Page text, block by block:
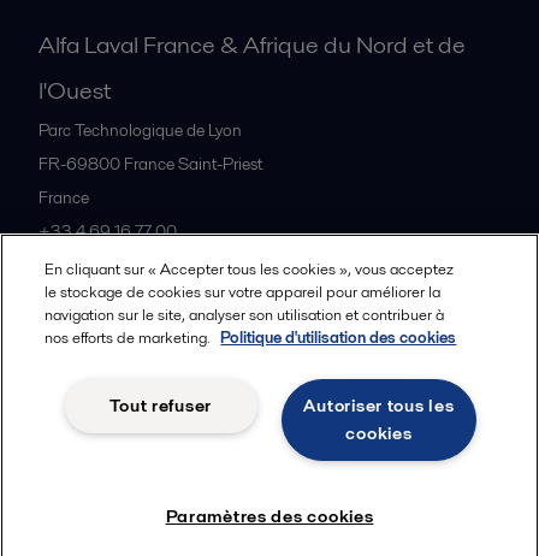
Alfa Laval France & Afrique du Nord et de
l'Ouest
Parc Technologique de Lyon
FR-69800 France Saint-Priest
France
+33 4 69 16 77 00
Tous les bureaux et partenaires
© 2015-2026, ALFA LAVAL
Cookies policy Legal terms and conditions
En cliquant sur « Accepter tous les cookies », vous acceptez
le stockage de cookies sur votre appareil pour améliorer la
navigation sur le site, analyser son utilisation et contribuer à
nos efforts de marketing. Politique d'utilisation des cookies
Autoriser tous les
cookies
Tout refuser
Paramètres des cookies